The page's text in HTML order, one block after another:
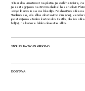
Slikarska umetnost na platnu je odlična izbira,
je raztegnjeno na 22 mm debel lesen okvir.
svojo barvo in se ne bledijo. Posledično slika
Trudimo se, da slike dostavimo čim prej,
postavljena v trdno kartonsko škatlo, da bo
folijo), na katere lahko obesite sliko.
VRNITEV BLAGA IN DENARJA
DOSTAVA